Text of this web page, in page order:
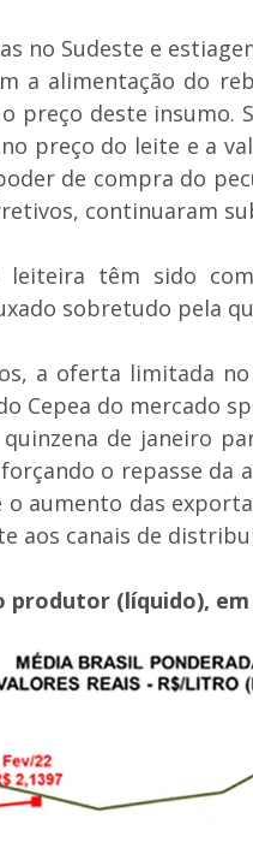
no Sudeste e
a alimentação do
preço deste
preço do leite e a
de compra do
continuaram
têm sido
sobretudo pela
a oferta limitada
Cepea do mercado
de janeiro
o repasse
aumento das
aos canais de
(líquido),